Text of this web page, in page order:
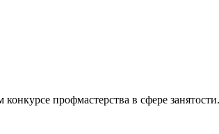
профмастерства в сфере